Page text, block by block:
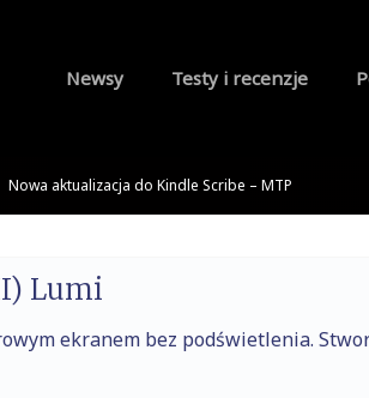
Newsy Testy i recenzje
Nowa aktualizacja do Kindle Scribe – MTP
Lumi
ekranem bez podświetlenia.